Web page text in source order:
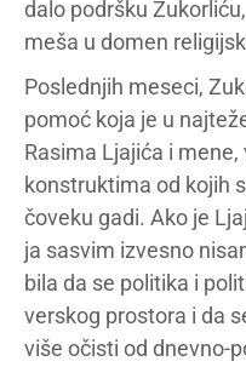
dalo podršku
meša u domen
Poslednjih meseci,
pomoć koja je u
Rasima Ljajića i
konstruktima od kojih
čoveku gadi. Ako je
ja sasvim izvesno
bila da se politika i
verskog prostora i da
više očisti od dnevno-